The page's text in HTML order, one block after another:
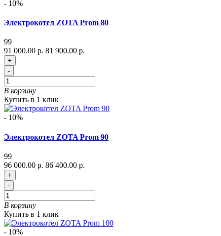
- 10%
Электрокотел ZOTA Prom 80
99
91 000.00 р. 81 900.00 р.
+
-
В корзину
Купить в 1 клик
- 10%
Электрокотел ZOTA Prom 90
99
96 000.00 р. 86 400.00 р.
+
-
В корзину
Купить в 1 клик
- 10%